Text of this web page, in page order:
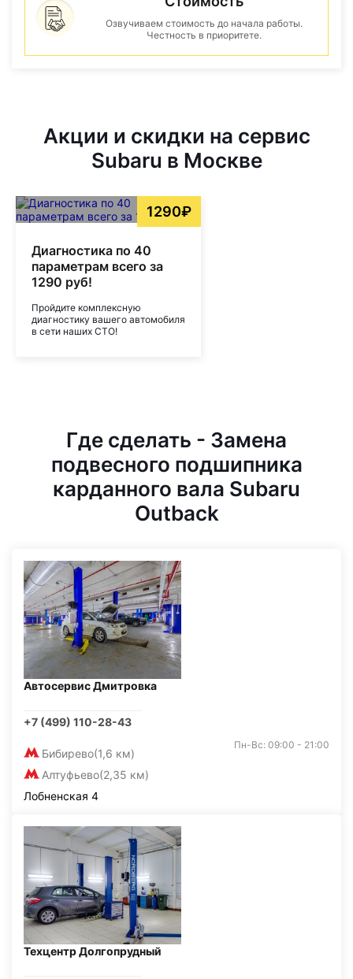
Озвучиваем стоимость до начала работы.
Честность в приоритете.
Акции и скидки на сервис
Subaru в Москве
1290₽
Диагностика по 40
параметрам всего за
1290 руб!
Пройдите комплексную
диагностику вашего автомобиля
в сети наших СТО!
Где сделать - Замена
подвесного подшипника
карданного вала Subaru
Outback
Автосервис Дмитровка
+7 (499) 110-28-43
Бибирево(1,6 км)
Алтуфьево(2,35 км)
Пн-Вс: 09:00 - 21:00
Лобненская 4
Техцентр Долгопрудный